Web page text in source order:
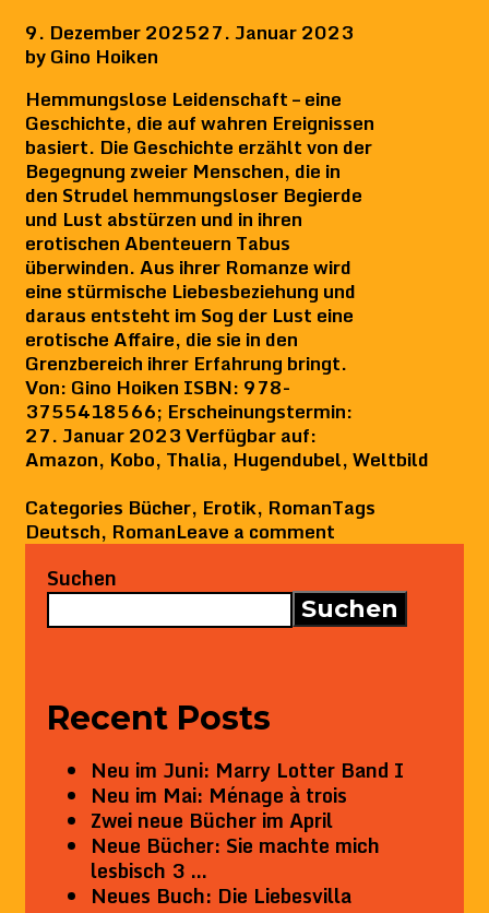
9. Dezember 202527. Januar 2023
byGino Hoiken
Hemmungslose Leidenschaft – eine
Geschichte, die auf wahren Ereignissen
basiert. Die Geschichte erzählt von der
Begegnung zweier Menschen, die in
den Strudel hemmungsloser Begierde
und Lust abstürzen und in ihren
erotischen Abenteuern Tabus
überwinden. Aus ihrer Romanze wird
eine stürmische Liebesbeziehung und
daraus entsteht im Sog der Lust eine
erotische Affaire, die sie in den
Grenzbereich ihrer Erfahrung bringt.
Von: Gino Hoiken ISBN: 978-
3755418566; Erscheinungstermin:
27. Januar 2023 Verfügbar auf:
Amazon, Kobo, Thalia, Hugendubel, Weltbild
Categories Bücher, Erotik, RomanTags
Deutsch, RomanLeave a comment
Suchen
Suchen
Recent Posts
Neu im Juni: Marry Lotter Band I
Neu im Mai: Ménage à trois
Zwei neue Bücher im April
Neue Bücher: Sie machte mich
lesbisch 3 …
Neues Buch: Die Liebesvilla